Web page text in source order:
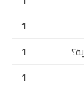
1
1
1